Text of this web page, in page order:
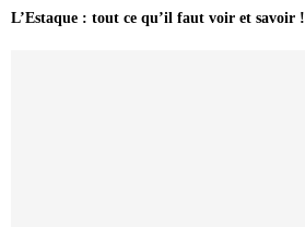
L’Estaque : tout ce qu’il faut voir et savoir !